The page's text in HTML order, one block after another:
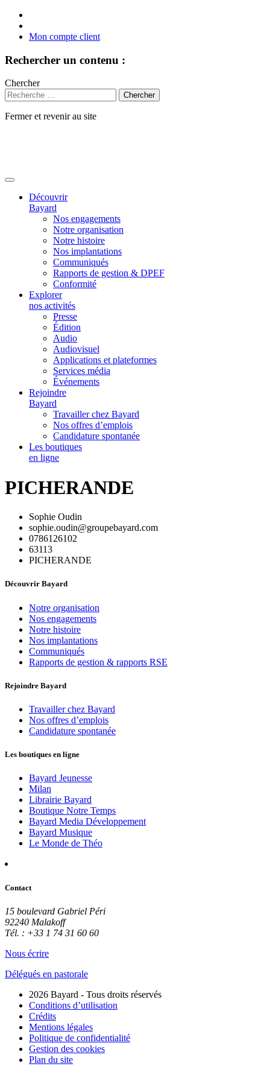
Mon compte client
Rechercher un contenu :
Chercher
Fermer et revenir au site
Découvrir
Bayard
Nos engagements
Notre organisation
Notre histoire
Nos implantations
Communiqués
Rapports de gestion & DPEF
Conformité
Explorer
nos activités
Presse
Édition
Audio
Audiovisuel
Applications et plateformes
Services média
Événements
Rejoindre
Bayard
Travailler chez Bayard
Nos offres d’emplois
Candidature spontanée
Les boutiques
en ligne
PICHERANDE
Sophie Oudin
sophie.oudin@groupebayard.com
0786126102
63113
PICHERANDE
Découvrir Bayard
Notre organisation
Nos engagements
Notre histoire
Nos implantations
Communiqués
Rapports de gestion & rapports RSE
Rejoindre Bayard
Travailler chez Bayard
Nos offres d’emplois
Candidature spontanée
Les boutiques en ligne
Bayard Jeunesse
Milan
Librairie Bayard
Boutique Notre Temps
Bayard Media Développement
Bayard Musique
Le Monde de Théo
Contact
15 boulevard Gabriel Péri
92240 Malakoff
Tél. : +33 1 74 31 60 60
Nous écrire
Délégués en pastorale
2026 Bayard - Tous droits réservés
Conditions d’utilisation
Crédits
Mentions légales
Politique de confidentialité
Gestion des cookies
Plan du site